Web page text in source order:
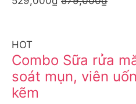
HOT
Combo Sữa rửa
soát mụn, viên
kẽm